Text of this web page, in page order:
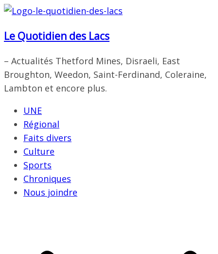
Passer
contenu
Le Quotidien des Lacs
– Actualités Thetford Mines, Disraeli, East
Broughton, Weedon, Saint-Ferdinand, Coleraine,
Lambton et encore plus.
UNE
Régional
Faits divers
Culture
Sports
Chroniques
Nous joindre